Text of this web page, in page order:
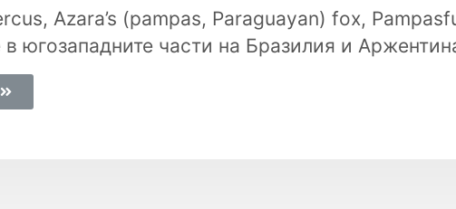
Azara’s (pampas, Paraguayan) fox,
в югозападните части на Бразилия и